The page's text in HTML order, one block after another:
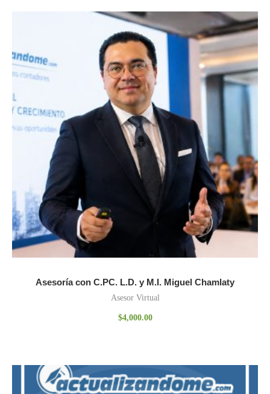
Asesoría con C.PC. L.D. y M.I. Miguel Chamlaty
Asesor Virtual
$4,000.00